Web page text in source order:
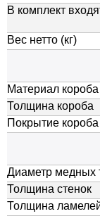
В комплект
Вес нетто (кг)
Материал короба
Толщина короба
Покрытие короба
Диаметр медных
Толщина стенок
Толщина